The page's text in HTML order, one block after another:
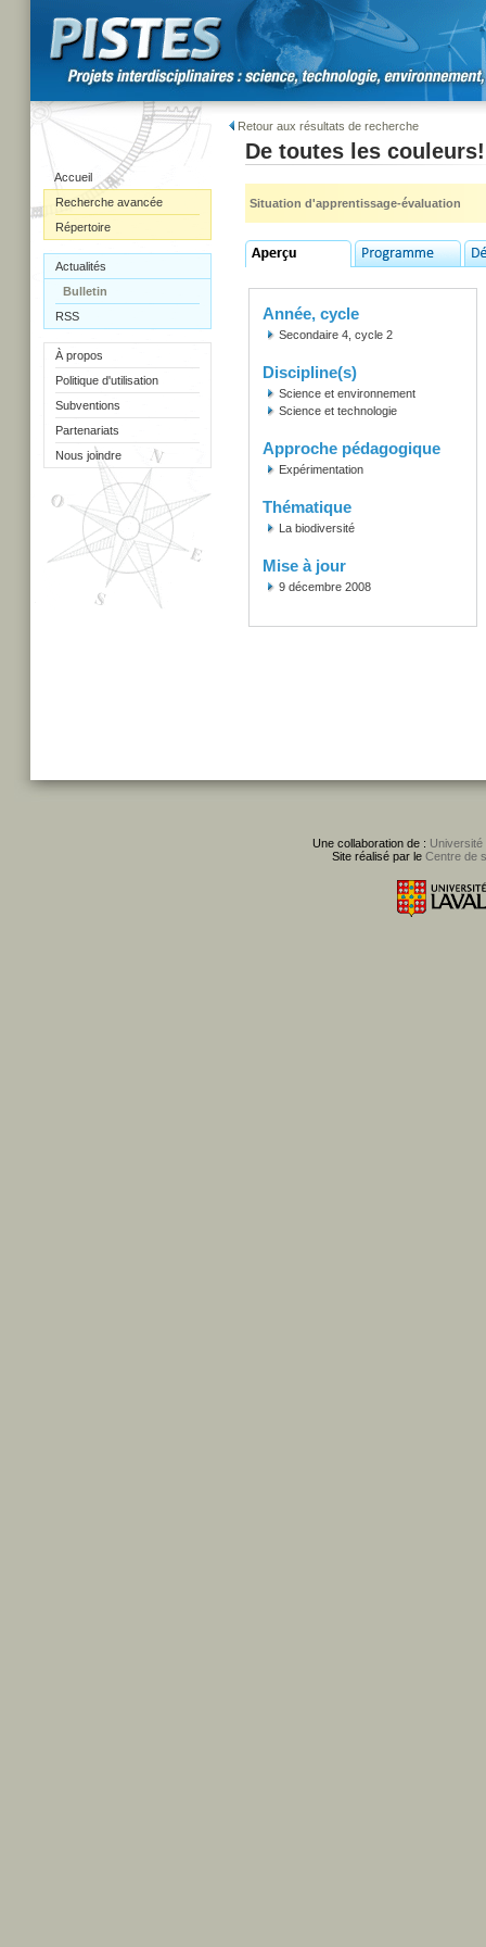
Accueil
Recherche avancée
Répertoire
Actualités
Bulletin
RSS
À propos
Politique d'utilisation
Subventions
Partenariats
Nous joindre
Retour aux résultats de recherche
De toutes les couleurs!
Situation d'apprentissage-évaluation
Année, cycle
Secondaire 4, cycle 2
Discipline(s)
Science et environnement
Science et technologie
Approche pédagogique
Expérimentation
Thématique
La biodiversité
Mise à jour
9 décembre 2008
Une collaboration de : Université
Site réalisé par le Centre de